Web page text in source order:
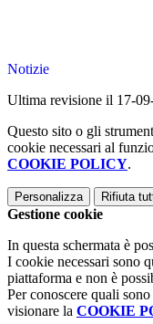
Notizie
Ultima revisione il 17-
Questo sito o gli
cookie necessari al
COOKIE POLICY.
Personalizza Rifiuta
Gestione cookie
In questa schermata è
I cookie necessari sono
piattaforma e non è
Per conoscere quali
visionare la COOKIE